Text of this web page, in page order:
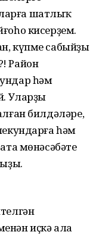
шатлыҡ
кисерҙем.
күпме сабыйҙы
Район
һәм
Уларҙың
билдәләре,
һәм
мөнәсәбәте
иҫкә ала